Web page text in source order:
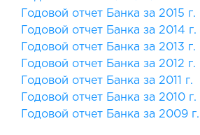
Годовой отчет Банка за 2015 г.
Годовой отчет Банка за 2014 г.
Годовой отчет Банка за 2013 г.
Годовой отчет Банка за 2012 г.
Годовой отчет Банка за 2011 г.
Годовой отчет Банка за 2010 г.
Годовой отчет Банка за 2009 г.